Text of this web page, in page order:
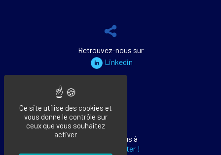
Retrouvez-nous sur
Linkedin
Abonnez-vous à
notre newsletter !
Ce site utilise des cookies et
vous donne le contrôle sur
ceux que vous souhaitez
activer